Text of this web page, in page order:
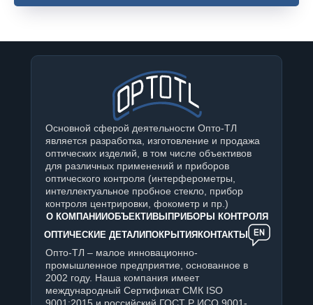
Основной сферой деятельности Опто-ТЛ
является разработка, изготовление и продажа
оптических изделий, в том числе объективов
для различных применений и приборов
оптического контроля (интерферометры,
интеллектуальное пробное стекло, прибор
контроля центрировки, фокометр и пр.)
О КОМПАНИИОБЪЕКТИВЫПРИБОРЫ КОНТРОЛЯ
ОПТИЧЕСКИЕ ДЕТАЛИПОКРЫТИЯКОНТАКТЫ
Опто-ТЛ – малое инновационно-
промышленное предприятие, основанное в
2002 году. Наша компания имеет
международный Сертификат СМК ISO
9001:2015 и российский ГОСТ Р ИСО 9001-